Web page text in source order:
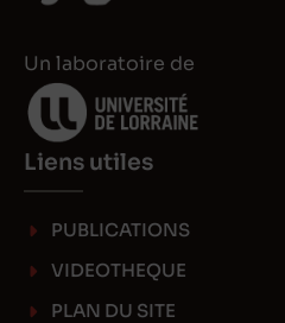
Un laboratoire de
Liens utiles
PUBLICATIONS
VIDEOTHEQUE
PLAN DU SITE